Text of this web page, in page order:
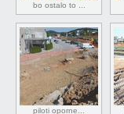
bo ostalo to ...
piloti oporne...